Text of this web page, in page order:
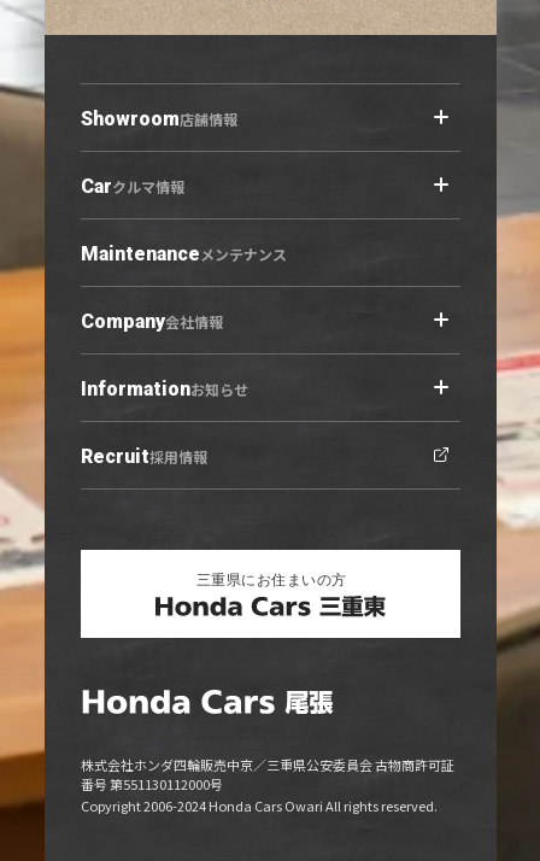
Showroom店舗情報
店舗情報トップ
小牧原店
春日井六軒屋店
U-Select羽黒
営業日カレンダー
Carクルマ情報
クルマ情報トップ
展示車・試乗車
中古車
Maintenanceメンテナンス
Company会社情報
会社概要トップ
ご利用にあたって
プライバシーポリシー
Informationお知らせ
お知らせトップ
ニュース
Recruit採用情報
株式会社ホンダ四輪販売中京／三重県公安委員会 古物商許可証
番号 第551130112000号
Copyright 2006-2024 Honda Cars Owari All rights reserved.